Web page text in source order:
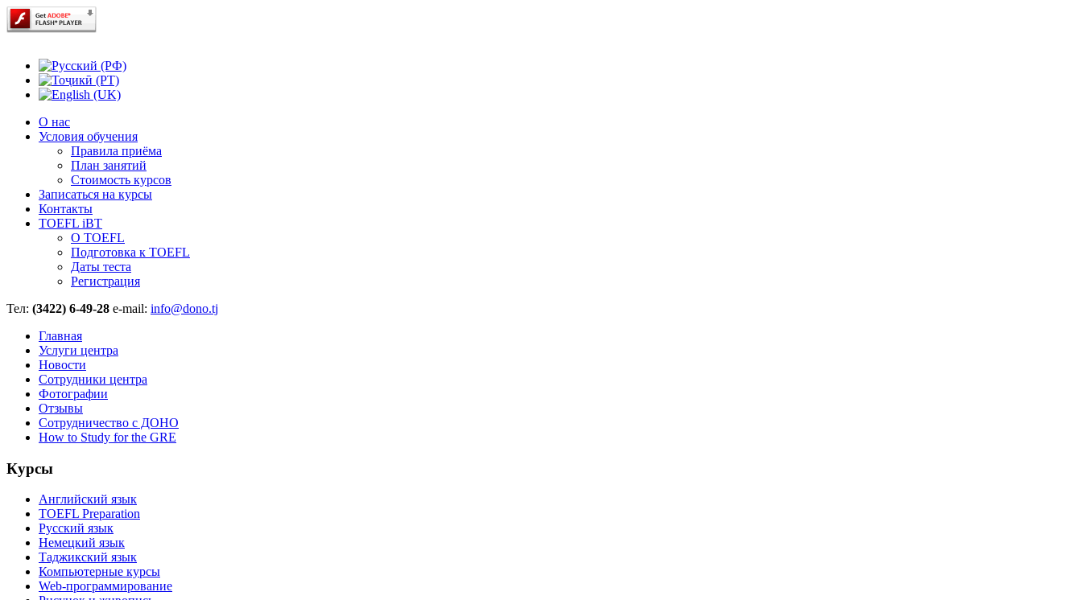
О нас
Условия обучения
Правила приёма
План занятий
Стоимость курсов
Записаться на курсы
Контакты
TOEFL iBT
О TOEFL
Подготовка к TOEFL
Даты теста
Регистрация
Тел: (3422) 6-49-28 e-mail: info@dono.tj
Главная
Услуги центра
Новости
Сотрудники центра
Фотографии
Отзывы
Сотрудничество с ДОНО
How to Study for the GRE
Курсы
Английский язык
TOEFL Preparation
Русский язык
Немецкий язык
Таджикский язык
Компьютерные курсы
Web-программирование